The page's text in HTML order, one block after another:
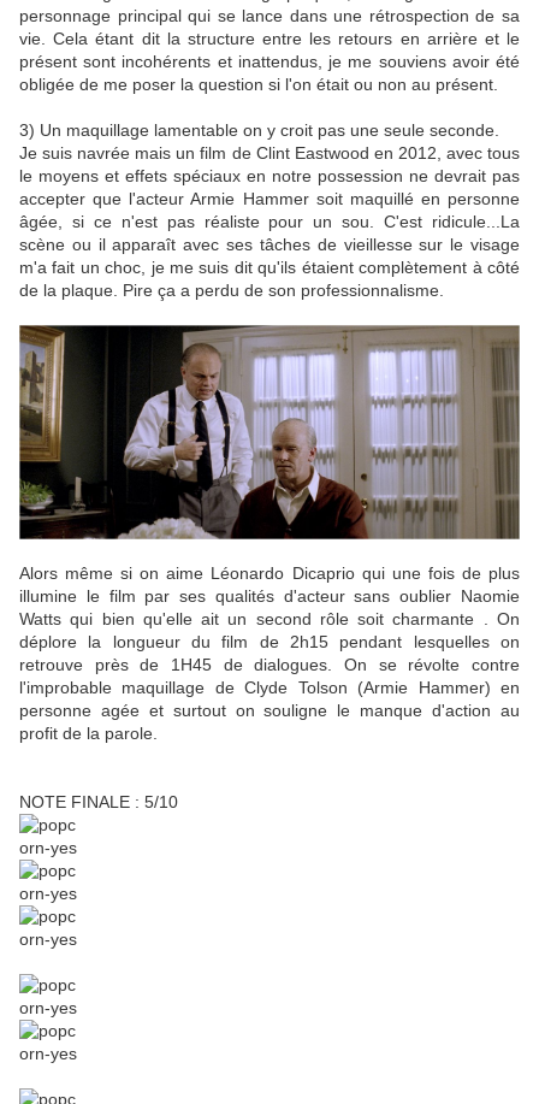
personnage principal qui se lance dans une rétrospection de sa
vie. Cela étant dit la structure entre les retours en arrière et le
présent sont incohérents et inattendus, je me souviens avoir été
obligée de me poser la question si l'on était ou non au présent.
3) Un maquillage lamentable on y croit pas une seule seconde.
Je suis navrée mais un film de Clint Eastwood en 2012, avec tous
le moyens et effets spéciaux en notre possession ne devrait pas
accepter que l'acteur Armie Hammer soit maquillé en personne
âgée, si ce n'est pas réaliste pour un sou. C'est ridicule...La
scène ou il apparaît avec ses tâches de vieillesse sur le visage
m'a fait un choc, je me suis dit qu'ils étaient complètement à côté
de la plaque. Pire ça a perdu de son professionnalisme.
Alors même si on aime Léonardo Dicaprio qui une fois de plus
illumine le film par ses qualités d'acteur sans oublier Naomie
Watts qui bien qu'elle ait un second rôle soit charmante . On
déplore la longueur du film de 2h15 pendant lesquelles on
retrouve près de 1H45 de dialogues. On se révolte contre
l'improbable maquillage de Clyde Tolson (Armie Hammer) en
personne agée et surtout on souligne le manque d'action au
profit de la parole.
NOTE FINALE : 5/10